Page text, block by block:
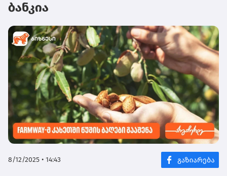
ბანკია
8/12/2025 • 14:43